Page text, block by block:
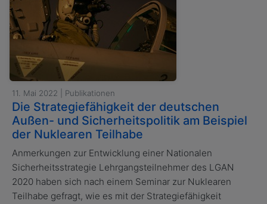
11. Mai 2022 | Publikationen
Die Strategiefähigkeit der deutschen
Außen- und Sicherheitspolitik am Beispiel
der Nuklearen Teilhabe
Anmerkungen zur Entwicklung einer Nationalen
Sicherheitsstrategie Lehrgangsteilnehmer des LGAN
2020 haben sich nach einem Seminar zur Nuklearen
Teilhabe gefragt, wie es mit der Strategiefähigkeit